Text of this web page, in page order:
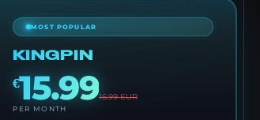
MOST POPULAR
KINGPIN
€15.9916.99EUR
PER MONTH